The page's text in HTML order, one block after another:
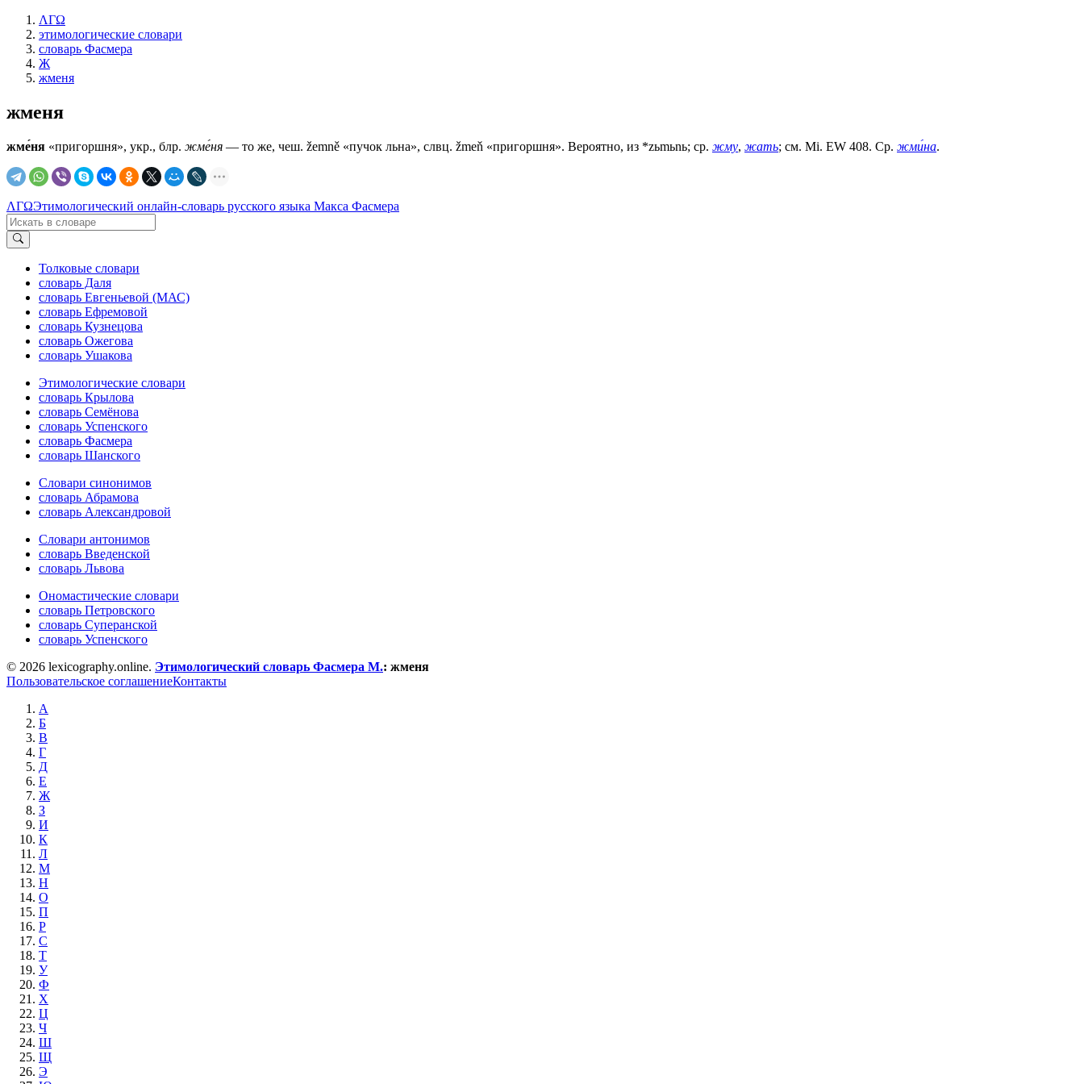
ΛΓΩ
этимологические словари
словарь Фасмера
Ж
жменя
жменя
жме́ня «пригоршня», укр., блр. жме́ня — то же, чеш. žemně «пучок льна», слвц. žmeň «пригоршня». Вероятно, из *zьmьnь; ср. жму, жать; см. Мi. ЕW 408. Ср. жми́на.
ΛΓΩЭтимологический онлайн-словарь русского языка Макса Фасмера
Толковые словари
словарь Даля
словарь Евгеньевой (МАС)
словарь Ефремовой
словарь Кузнецова
словарь Ожегова
словарь Ушакова
Этимологические словари
словарь Крылова
словарь Семёнова
словарь Успенского
словарь Фасмера
словарь Шанского
Словари синонимов
словарь Абрамова
словарь Александровой
Словари антонимов
словарь Введенской
словарь Львова
Ономастические словари
словарь Петровского
словарь Суперанской
словарь Успенского
© 2026 lexicography.online. Этимологический словарь Фасмера М.: жменя
Пользовательское соглашениеКонтакты
А
Б
В
Г
Д
Е
Ж
З
И
К
Л
М
Н
О
П
Р
С
Т
У
Ф
Х
Ц
Ч
Ш
Щ
Э